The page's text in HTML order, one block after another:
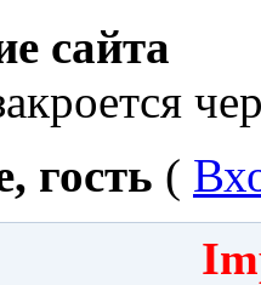
сайта
гость (